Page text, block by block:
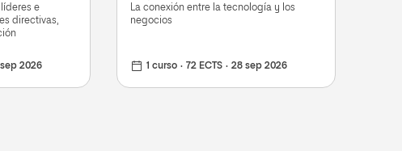
e
directivas,
2026
La conexión entre la tecnología y los
negocios
1 curso 72 ECTS 28 sep 2026